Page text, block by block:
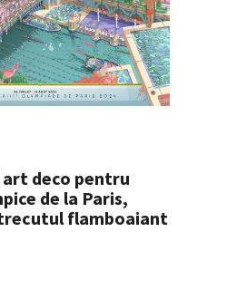
deco pentru
de la Paris,
flamboaiant